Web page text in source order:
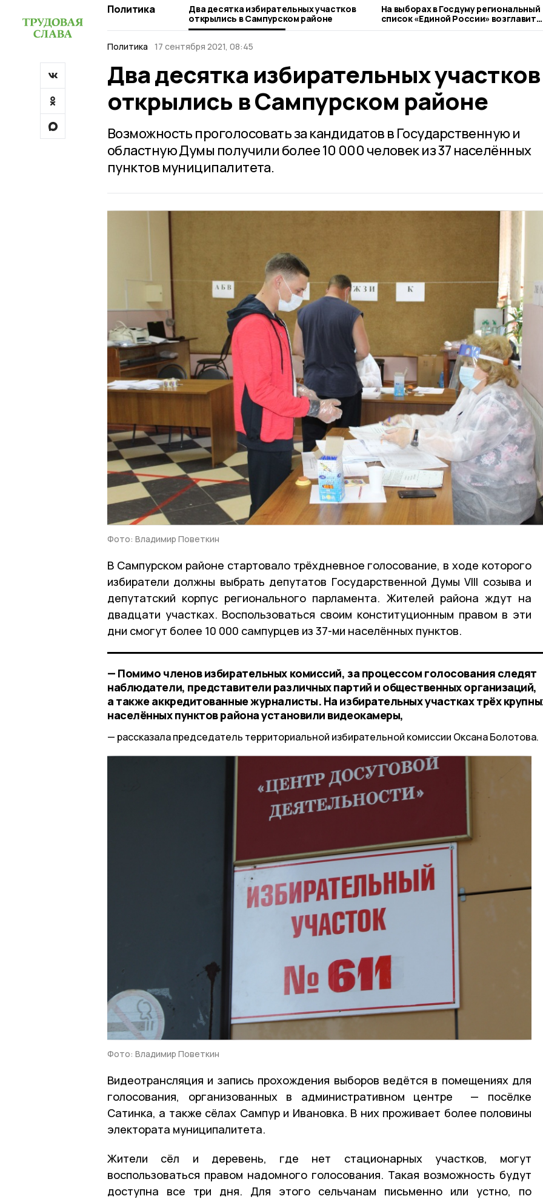
Политика
Два десятка избирательных участков
открылись в Сампурском районе
На выборах в Госдуму региональный
список «Единой России» возглавит
Евгений Первышов
Политика
17 сентября 2021, 08:45
Два десятка избирательных участков
открылись в Сампурском районе
Возможность проголосовать за кандидатов в Государственную и
областную Думы получили более 10 000 человек из 37 населённых
пунктов муниципалитета.
Фото: Владимир Поветкин
В Сампурском районе стартовало трёхдневное голосование, в ходе которого
избиратели должны выбрать депутатов Государственной Думы VIII созыва и
депутатский корпус регионального парламента. Жителей района ждут на
двадцати участках. Воспользоваться своим конституционным правом в эти
дни смогут более 10 000 сампурцев из 37-ми населённых пунктов.
— Помимо членов избирательных комиссий, за процессом голосования следят
наблюдатели, представители различных партий и общественных организаций,
а также аккредитованные журналисты. На избирательных участках трёх
населённых пунктов района установили видеокамеры,
рассказала председатель территориальной избирательной комиссии Оксана Болотова.
Фото: Владимир Поветкин
Видеотрансляция и запись прохождения выборов ведётся в помещениях для
голосования, организованных в административном центре — посёлке
Сатинка, а также сёлах Сампур и Ивановка. В них проживает более половины
электората муниципалитета.
Жители сёл и деревень, где нет стационарных участков, могут
воспользоваться правом надомного голосования. Такая возможность будут
доступна все три дня. Для этого сельчанам письменно или устно, по